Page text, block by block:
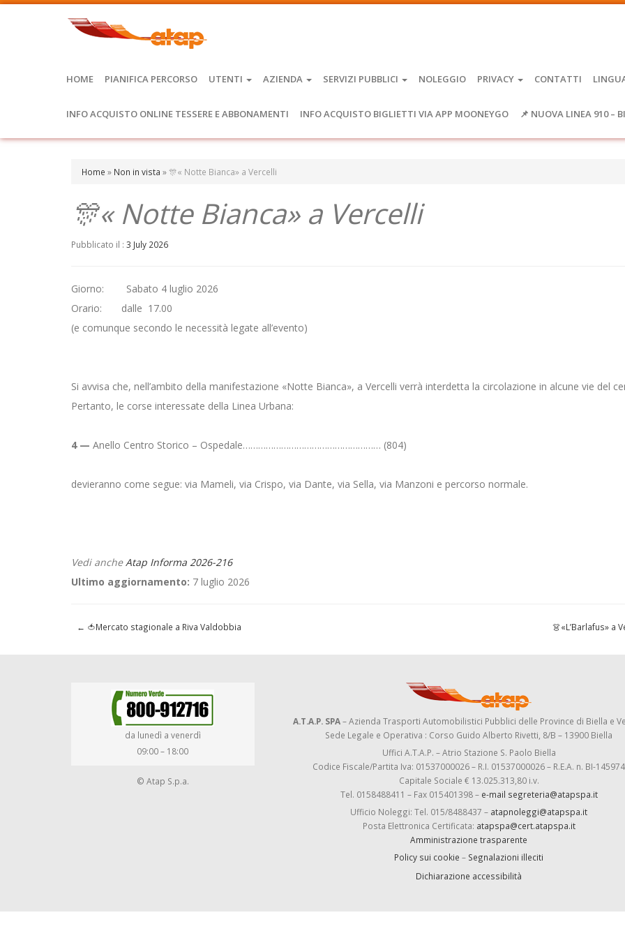
HOME PIANIFICA PERCORSO UTENTI AZIENDA SERVIZI PUBBLICI NOLEGGIO PRIVACY CONTATTI
INFO ACQUISTO ONLINE TESSERE E ABBONAMENTI INFO ACQUISTO BIGLIETTI VIA APP MOONEYGO 📌 NUOVA LINEA 910 –
Home » Non in vista »🎊« Notte Bianca» a Vercelli
🎊« Notte Bianca» a Vercelli
Pubblicato il : 3 July 2026
Giorno: Sabato 4 luglio 2026
Orario: dalle 17.00
(e comunque secondo le necessità legate all’evento)
Si avvisa che, nell’ambito della manifestazione «Notte Bianca», a Vercelli verrà interdetta la circolazione in alcune vie del
Pertanto, le corse interessate della Linea Urbana:
4 — Anello Centro Storico – Ospedale……………………………………………… (804)
devieranno come segue: via Mameli, via Crispo, via Dante, via Sella, via Manzoni e percorso normale.
Vedi ancheAtap Informa 2026-216
Ultimo aggiornamento: 7 luglio 2026
← 🍅Mercato stagionale a Riva Valdobbia 👗«L’Barlafus» a
da lunedì a venerdì
09:00 – 18:00
© Atap S.p.a.
A.T.A.P. SPA– Azienda Trasporti Automobilistici Pubblici delle Province di Biella e
Sede Legale e Operativa : Corso Guido Alberto Rivetti, 8/B – 13900 Biella
Uffici A.T.A.P. – Atrio Stazione S. Paolo Biella
Codice Fiscale/Partita Iva: 01537000026 – R.I. 01537000026 – R.E.A. n. BI-145974
Capitale Sociale € 13.025.313,80 i.v.
Tel. 0158488411 – Fax 015401398 – e-mail segreteria@atapspa.it
Ufficio Noleggi: Tel. 015/8488437 – atapnoleggi@atapspa.it
Posta Elettronica Certificata: atapspa@cert.atapspa.it
Amministrazione trasparente
Policy sui cookie – Segnalazioni illeciti
Dichiarazione accessibilità